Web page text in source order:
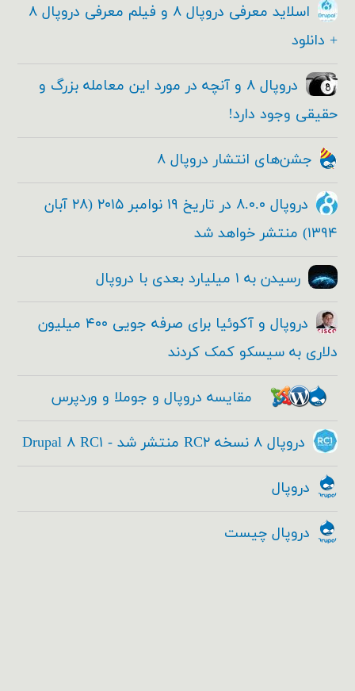
اسلاید معرفی دروپال ۸ و فیلم معرفی دروپال ۸
+ دانلود
دروپال ۸ و آنچه در مورد این معامله بزرگ و
حقیقی وجود دارد!
جشن‌های انتشار دروپال ۸
دروپال ۸.۰.۰ در تاریخ ۱۹ نوامبر ۲۰۱۵ (۲۸ آبان
۱۳۹۴) منتشر خواهد شد
رسیدن به ۱ میلیارد بعدی با دروپال
دروپال و آکوئیا برای صرفه جویی ۴۰۰ میلیون
دلاری به سیسکو کمک کردند
مقایسه دروپال و جوملا و وردپرس
دروپال ۸ نسخه RC۲ منتشر شد - Drupal ۸ RC۱
دروپال
دروپال چیست